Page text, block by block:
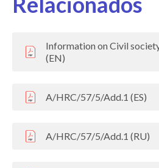
Information on Civil
(EN)
A/HRC/57/5/Add.1 (ES)
A/HRC/57/5/Add.1 (RU)